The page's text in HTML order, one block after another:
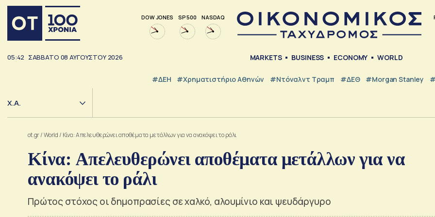
DOW JONES SP 500 NASDAQ
05:42 ΣΑΒΒΑΤΟ 08 ΑΥΓΟΥΣΤΟΥ 2026 MARKETS BUSINESS ECONOMY WORLD
#ΔΕΗ #Χρηματιστήριο Αθηνών #Ντόναλντ Τραμπ #ΔΕΘ #Morgan Stanley
Χ.Α.
ot.gr/World / Κίνα: Απελευθερώνει αποθέματα μετάλλων για να ανακόψει το ράλι
Κίνα: Απελευθερώνει αποθέματα μετάλλων για να
ανακόψει το ράλι
Πρώτος στόχος οι δημοπρασίες σε χαλκό, αλουμίνιο και ψευδάργυρο